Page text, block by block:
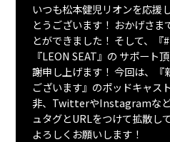
いつも松本健児リオンを応援
とうございます！ おかげさ
とができました！ そして、
『LEON SEAT』の サポート
謝申し上げます！ 今回は、『
ございます』のポッドキャス
非、TwitterやInstagramなど
ュタグとURLをつけて拡散し
よろしくお願いします！